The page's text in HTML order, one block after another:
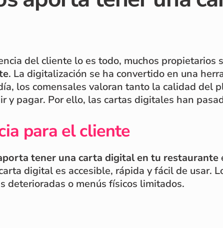
del cliente lo es todo, muchos propietarios
. La digitalización se ha convertido en una
los comensales valoran tanto la calidad del
y pagar. Por ello, las cartas digitales han
para el cliente
tener una carta digital en tu restaurante
digital es accesible, rápida y fácil de usar.
deterioradas o menús físicos limitados.